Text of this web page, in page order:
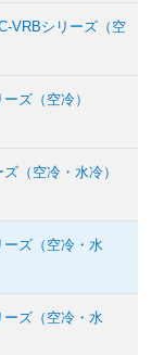
VRBシリーズ（空
ズ（空冷）
（空冷・水冷）
ーズ（空冷・水
ーズ（空冷・水